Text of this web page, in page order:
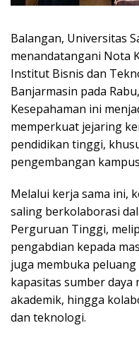
Balangan, Universitas
menandatangani Nota
Institut Bisnis dan
Banjarmasin pada
Kesepahaman ini
memperkuat jejaring
pendidikan tinggi,
pengembangan
Melalui kerja sama ini,
saling berkolaborasi
Perguruan Tinggi,
pengabdian kepada
juga membuka
kapasitas sumber
akademik, hingga
dan teknologi.